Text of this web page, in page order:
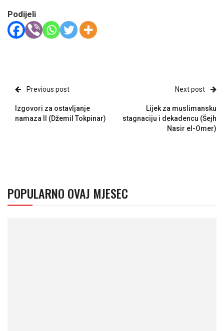
Podijeli
Previous post
Izgovori za ostavljanje
namaza II (Džemil Tokpinar)
Next post
Lijek za muslimansku
stagnaciju i dekadencu (Šejh
Nasir el-Omer)
POPULARNO OVAJ MJESEC